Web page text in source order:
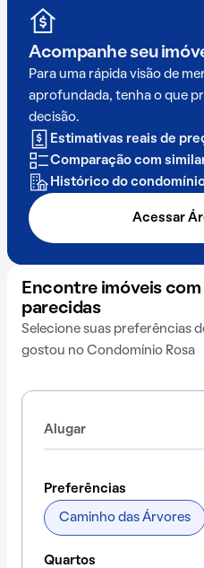
Acompanhe seu
Para uma rápida visão de
aprofundada, tenha o que
decisão.
Estimativas reais de
Comparação com
Histórico do
Acessar
Encontre imóveis
parecidas
Selecione suas preferências
gostou no Condomínio Rosa
Alugar
Preferências
Caminho das Árvores
Quartos